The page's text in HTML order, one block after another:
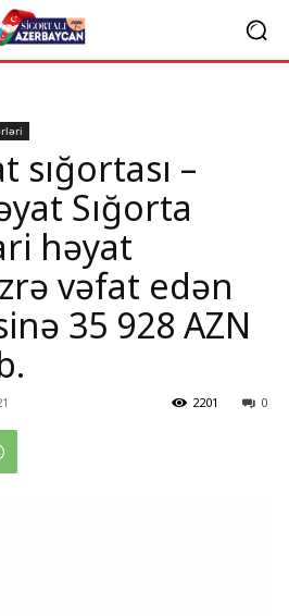
sığortası –
Sığorta
həyat
vəfat edən
35 928 AZN
0
2201